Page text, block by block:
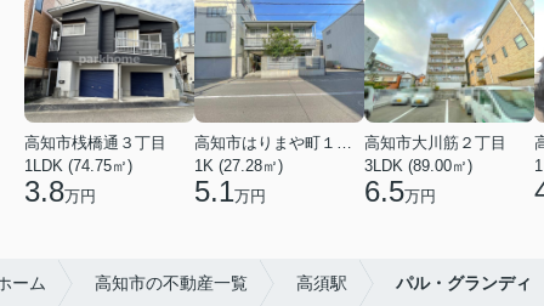
高知市桟橋通３丁目
1LDK (74.75㎡)
3.8万円
高知市はりまや町１丁目
1K (27.28㎡)
5.1万円
高知市大川筋２丁目
3LDK (89.00㎡)
6.5万円
ーム 高知市の不動産一覧 高須駅 パル・グランディ